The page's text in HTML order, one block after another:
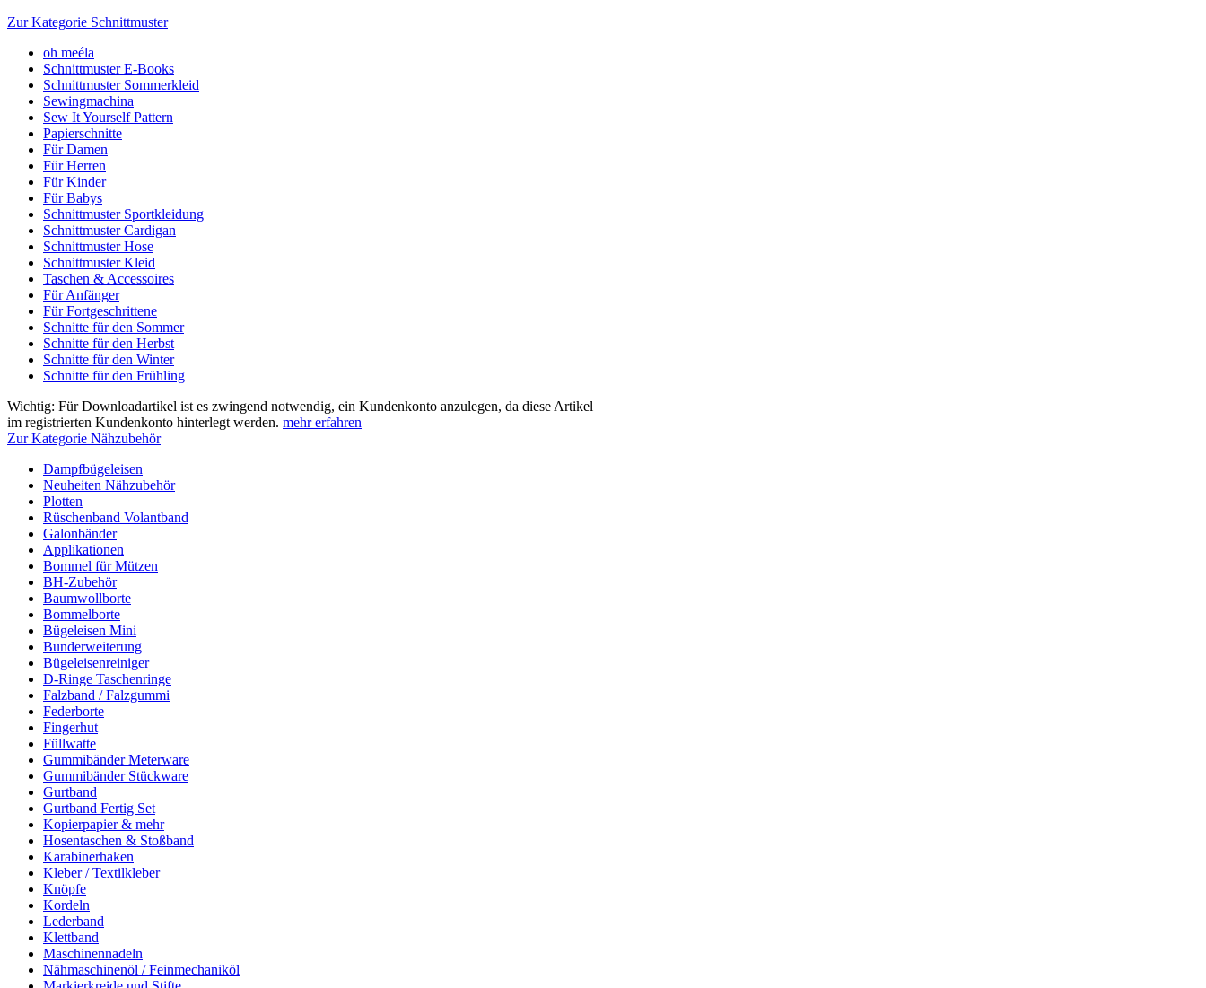
Zur Kategorie Schnittmuster
oh meéla
Schnittmuster E-Books
Schnittmuster Sommerkleid
Sewingmachina
Sew It Yourself Pattern
Papierschnitte
Für Damen
Für Herren
Für Kinder
Für Babys
Schnittmuster Sportkleidung
Schnittmuster Cardigan
Schnittmuster Hose
Schnittmuster Kleid
Taschen & Accessoires
Für Anfänger
Für Fortgeschrittene
Schnitte für den Sommer
Schnitte für den Herbst
Schnitte für den Winter
Schnitte für den Frühling
Wichtig: Für Downloadartikel ist es zwingend notwendig, ein Kundenkonto anzulegen, da diese Artikel
im registrierten Kundenkonto hinterlegt werden. mehr erfahren
Zur Kategorie Nähzubehör
Dampfbügeleisen
Neuheiten Nähzubehör
Plotten
Rüschenband Volantband
Galonbänder
Applikationen
Bommel für Mützen
BH-Zubehör
Baumwollborte
Bommelborte
Bügeleisen Mini
Bunderweiterung
Bügeleisenreiniger
D-Ringe Taschenringe
Falzband / Falzgummi
Federborte
Fingerhut
Füllwatte
Gummibänder Meterware
Gummibänder Stückware
Gurtband
Gurtband Fertig Set
Kopierpapier & mehr
Hosentaschen & Stoßband
Karabinerhaken
Kleber / Textilkleber
Knöpfe
Kordeln
Lederband
Klettband
Maschinennadeln
Nähmaschinenöl / Feinmechaniköl